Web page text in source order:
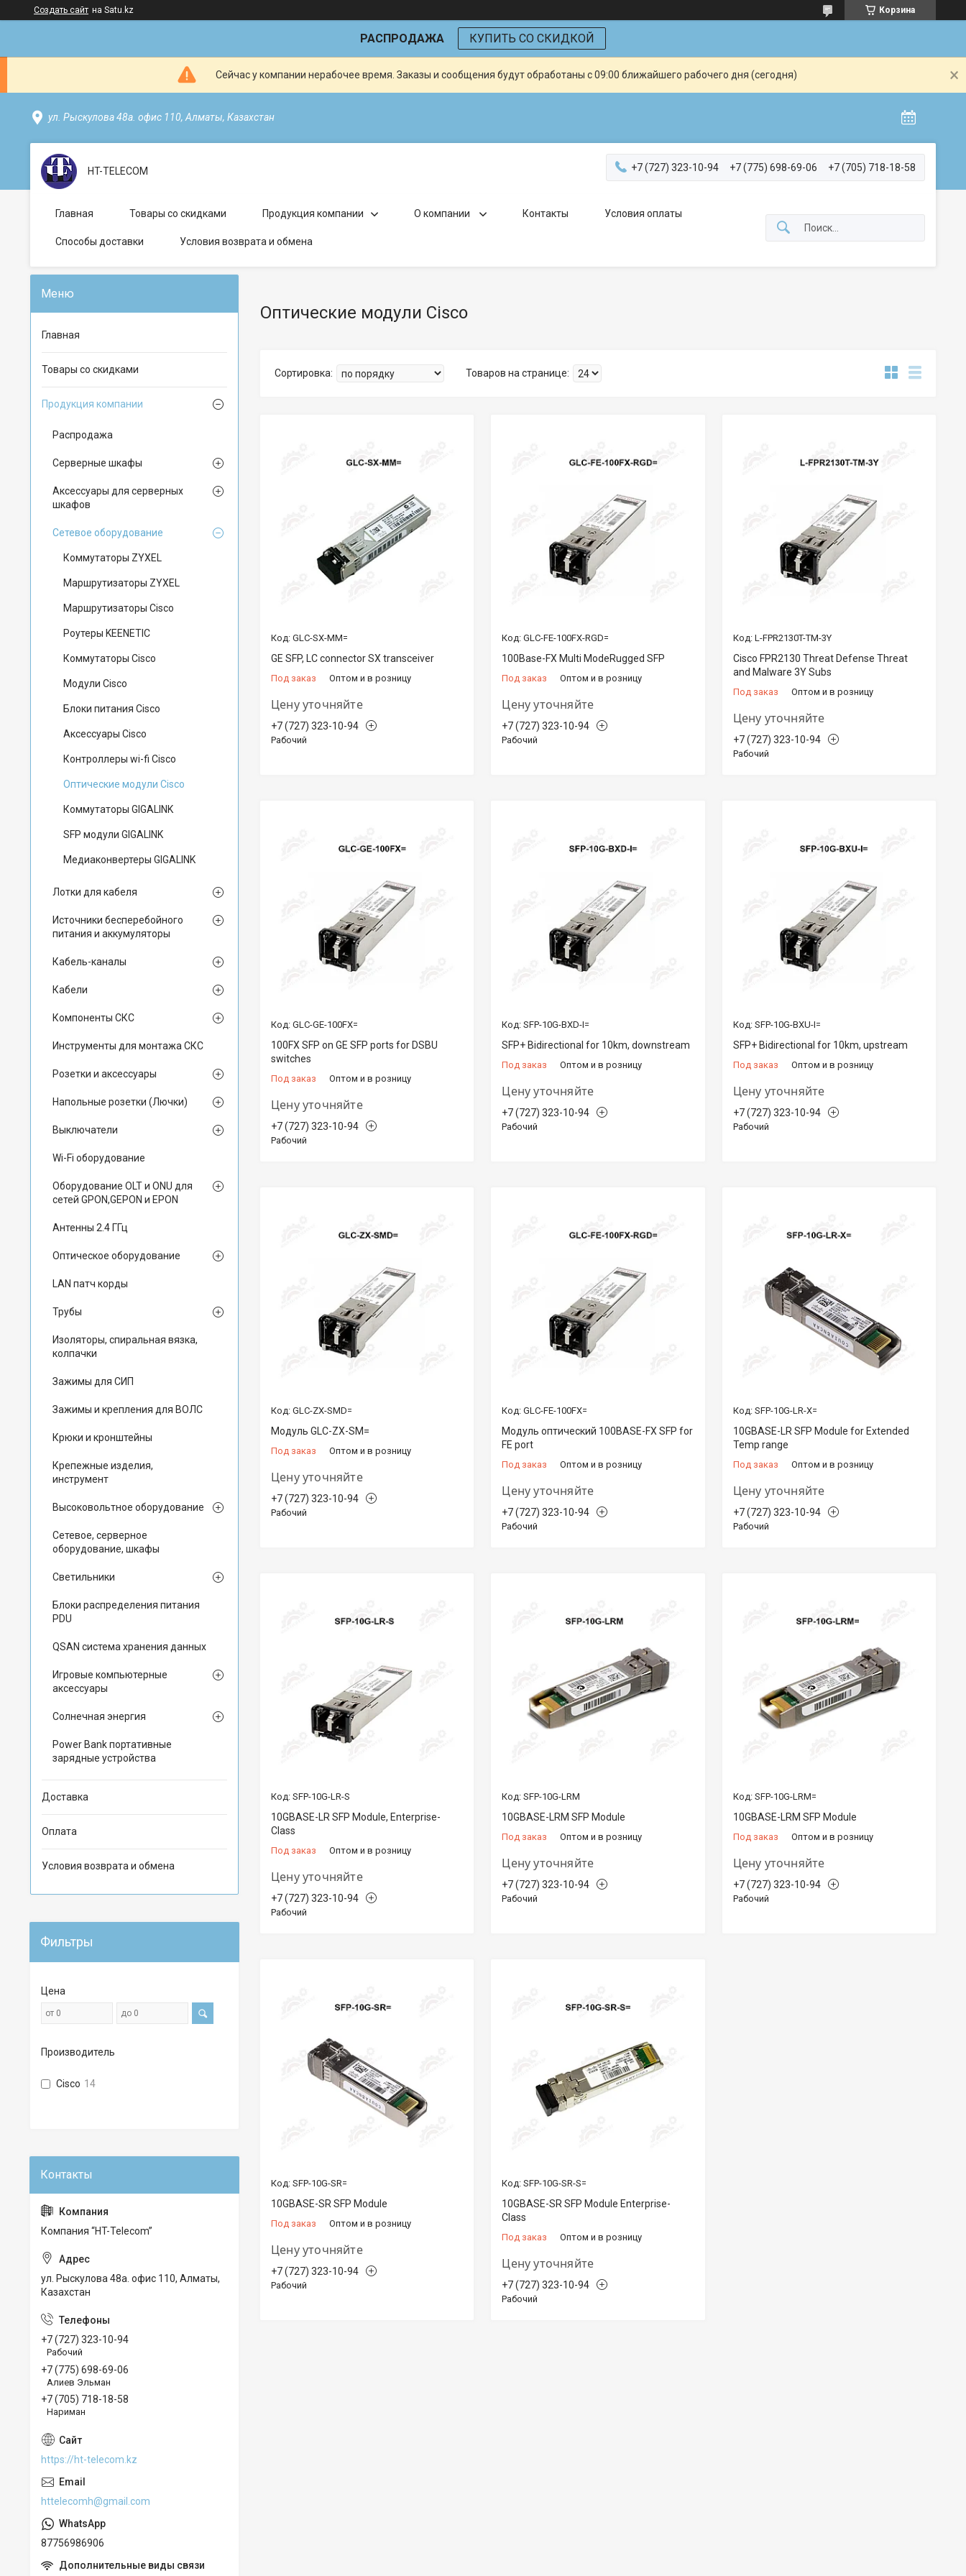
Создать сайт на Satu.kz Корзина
РАСПРОДАЖА КУПИТЬ СО СКИДКОЙ
Сейчас у компании нерабочее время. Заказы и сообщения будут обработаны с 09:00 ближайшего рабочего дня (сегодня)
ул. Рыскулова 48а. офис 110, Алматы, Казахстан
HT-TELECOM +7 (727) 323-10-94 +7 (775) 698-69-06 +7 (705) 718-18-58
Главная Товары со скидками Продукция компании О компании Контакты Условия оплаты
Способы доставки Условия возврата и обмена
Оптические модули Cisco
GLC-SX-MM=
GE SFP, LC connector SX transceiver
Под заказ Оптом и в розницу
Цену уточняйте
+7 (727) 323-10-94
Рабочий
GLC-FE-100FX-RGD=
100Base-FX Multi ModeRugged SFP
Под заказ Оптом и в розницу
Цену уточняйте
+7 (727) 323-10-94
Рабочий
L-FPR2130T-TM-3Y
Cisco FPR2130 Threat Defense Threat
and Malware 3Y Subs
Под заказ Оптом и в розницу
Цену уточняйте
+7 (727) 323-10-94
Рабочий
GLC-GE-100FX=
100FX SFP on GE SFP ports for DSBU
switches
Под заказ Оптом и в розницу
Цену уточняйте
+7 (727) 323-10-94
Рабочий
SFP-10G-BXD-I=
SFP+ Bidirectional for 10km, downstream
Под заказ Оптом и в розницу
Цену уточняйте
+7 (727) 323-10-94
Рабочий
SFP-10G-BXU-I=
SFP+ Bidirectional for 10km, upstream
Под заказ Оптом и в розницу
Цену уточняйте
+7 (727) 323-10-94
Рабочий
GLC-ZX-SMD=
Модуль GLC-ZX-SM=
Под заказ Оптом и в розницу
Цену уточняйте
+7 (727) 323-10-94
Рабочий
GLC-FE-100FX=
Модуль оптический 100BASE-FX SFP for
FE port
Под заказ Оптом и в розницу
Цену уточняйте
+7 (727) 323-10-94
Рабочий
SFP-10G-LR-X=
10GBASE-LR SFP Module for Extended
Temp range
Под заказ Оптом и в розницу
Цену уточняйте
+7 (727) 323-10-94
Рабочий
SFP-10G-LR-S
10GBASE-LR SFP Module, Enterprise-
Class
Под заказ Оптом и в розницу
Цену уточняйте
+7 (727) 323-10-94
Рабочий
SFP-10G-LRM
10GBASE-LRM SFP Module
Под заказ Оптом и в розницу
Цену уточняйте
+7 (727) 323-10-94
Рабочий
SFP-10G-LRM=
10GBASE-LRM SFP Module
Под заказ Оптом и в розницу
Цену уточняйте
+7 (727) 323-10-94
Рабочий
SFP-10G-SR=
10GBASE-SR SFP Module
Под заказ Оптом и в розницу
Цену уточняйте
+7 (727) 323-10-94
Рабочий
SFP-10G-SR-S=
10GBASE-SR SFP Module Enterprise-
Class
Под заказ Оптом и в розницу
Цену уточняйте
+7 (727) 323-10-94
Рабочий
Главная
Товары со скидками
Продукция компании
Распродажа
Серверные шкафы
Аксессуары для серверных
шкафов
Сетевое оборудование
Коммутаторы ZYXEL
Маршрутизаторы ZYXEL
Маршрутизаторы Cisco
Роутеры KEENETIC
Коммутаторы Cisco
Модули Cisco
Блоки питания Cisco
Аксессуары Cisco
Контроллеры wi-fi Cisco
Оптические модули Cisco
Коммутаторы GIGALINK
SFP модули GIGALINK
Медиаконвертеры GIGALINK
Лотки для кабеля
Источники бесперебойного
питания и аккумуляторы
Кабель-каналы
Кабели
Компоненты СКС
Инструменты для монтажа СКС
Розетки и аксессуары
Напольные розетки (Лючки)
Выключатели
Wi-Fi оборудование
Оборудование OLT и ONU для
сетей GPON,GEPON и EPON
Антенны 2.4 ГГц
Оптическое оборудование
LAN патч корды
Трубы
Изоляторы, спиральная вязка,
колпачки
Зажимы для СИП
Зажимы и крепления для ВОЛС
Крюки и кронштейны
Крепежные изделия,
инструмент
Высоковольтное оборудование
Сетевое, серверное
оборудование, шкафы
Светильники
Блоки распределения питания
PDU
QSAN система хранения данных
Игровые компьютерные
аксессуары
Солнечная энергия
Power Bank портативные
зарядные устройства
Доставка
Оплата
Условия возврата и обмена
Фильтры
Цена
Производитель
Cisco 14
Компания “HT-Telecom”
ул. Рыскулова 48а. офис 110, Алматы,
Казахстан
+7 (727) 323-10-94
Рабочий
+7 (775) 698-69-06
Алиев Эльман
+7 (705) 718-18-58
Нариман
https://ht-telecom.kz
httelecomh@gmail.com
87756986906